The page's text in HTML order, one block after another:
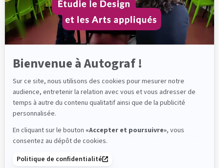
Axeptio
Bienvenue à Autograf !
Sur ce site, nous utilisons des cookies pour mesurer notre
audience, entretenir la relation avec vous et vous adresser de
temps à autre du contenu qualitatif ainsi que de la publicité
personnalisée.
En cliquant sur le bouton «Accepter et poursuivre», vous
consentez au dépôt de cookies.
Politique de confidentialité
English-language version-Mentions légales -Politique
de confidentialité
Établissement supérieur privé d'enseignement technique - © Copyright 2020